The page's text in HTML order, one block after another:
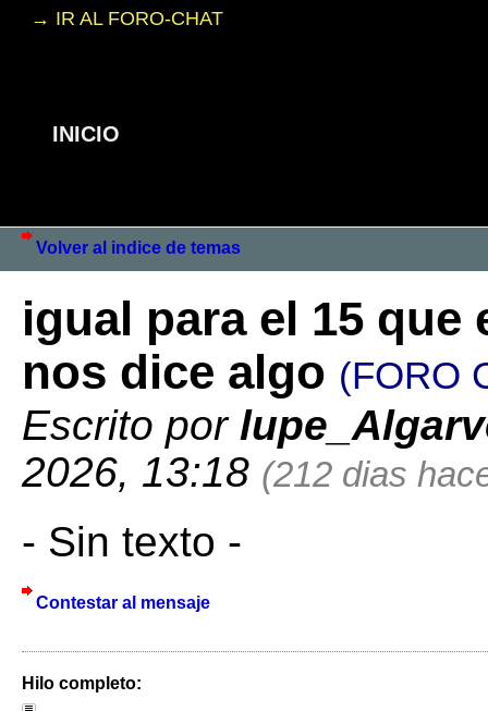
→ IR AL FORO-CHAT
INICIO
Volver al indice de temas
igual para el 15 que
nos dice algo (FORO
Escrito por
2026, 13:18 (212 dias
- Sin texto -
Contestar al mensaje
Hilo completo: